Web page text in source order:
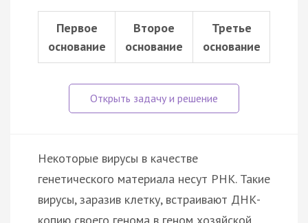
Первое
основание
Второе
основание
Третье
основание
Некоторые вирусы в качестве
генетического материала несут РНК. Такие
вирусы, заразив клетку, встраивают ДНК-
копию своего генома в геном хозяйской